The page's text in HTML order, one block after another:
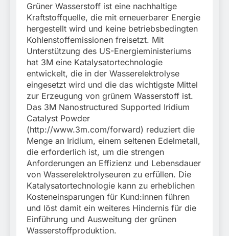
Grüner Wasserstoff ist eine nachhaltige
Kraftstoffquelle, die mit erneuerbarer Energie
hergestellt wird und keine betriebsbedingten
Kohlenstoffemissionen freisetzt. Mit
Unterstützung des US-Energieministeriums
hat 3M eine Katalysatortechnologie
entwickelt, die in der Wasserelektrolyse
eingesetzt wird und die das wichtigste Mittel
zur Erzeugung von grünem Wasserstoff ist.
Das 3M Nanostructured Supported Iridium
Catalyst Powder
(http://www.3m.com/forward) reduziert die
Menge an Iridium, einem seltenen Edelmetall,
die erforderlich ist, um die strengen
Anforderungen an Effizienz und Lebensdauer
von Wasserelektrolyseuren zu erfüllen. Die
Katalysatortechnologie kann zu erheblichen
Kosteneinsparungen für Kund:innen führen
und löst damit ein weiteres Hindernis für die
Einführung und Ausweitung der grünen
Wasserstoffproduktion.